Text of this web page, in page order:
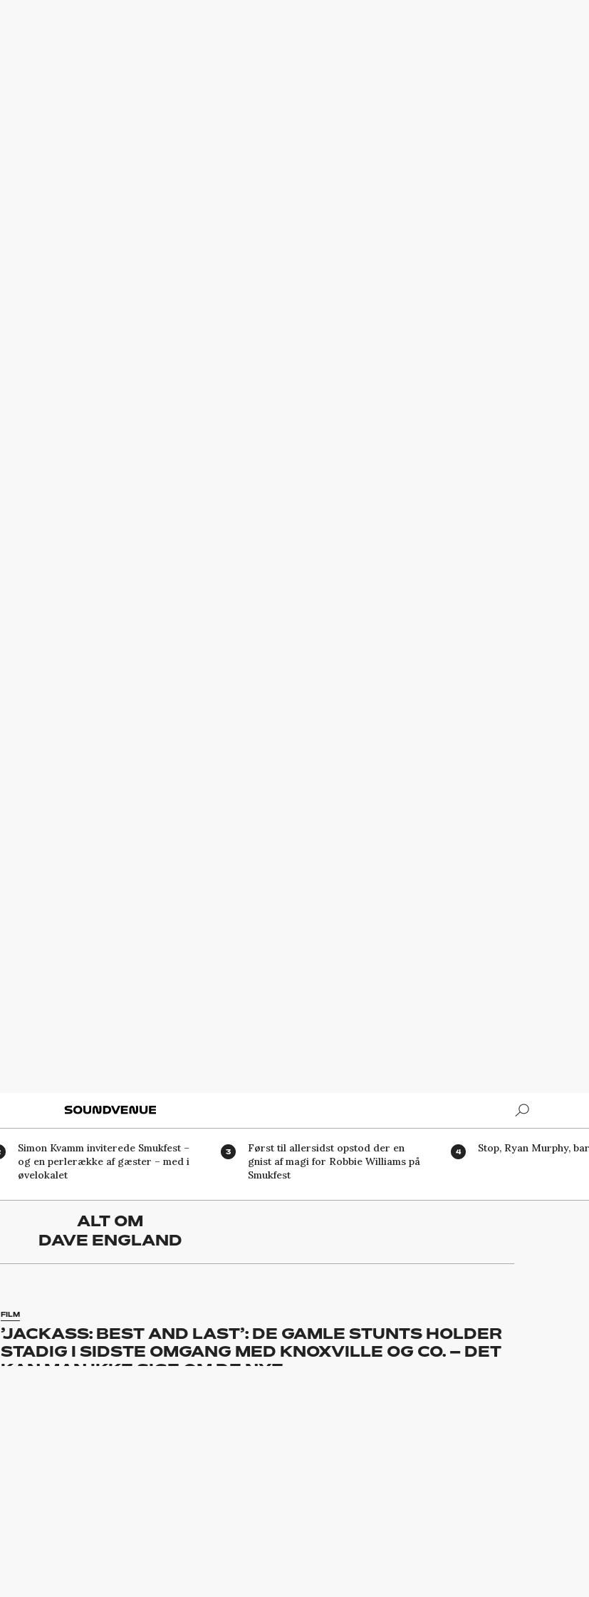
Simon Kvamm inviterede Smukfest –
og en perlerække af gæster – med i
øvelokalet
Først til allersidst opstod der en
gnist af magi for Robbie Williams på
Smukfest
Stop, Ryan Murphy,
ALT OM
DAVE ENGLAND
FILM
’JACKASS: BEST AND LAST’: DE GAMLE STUNTS HOLDER
STADIG I SIDSTE OMGANG MED KNOXVILLE OG CO. – DET
KAN MAN IKKE SIGE OM DE NYE